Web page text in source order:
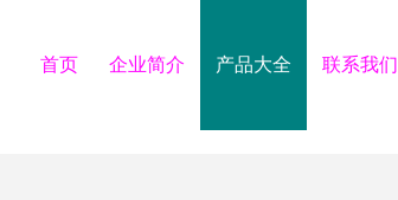
首页 企业简介 产品大全 联系我们